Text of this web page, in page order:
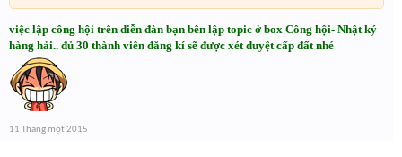
việc lập công hội trên diễn đàn bạn bên lập topic ở box Công hội- Nhật ký
hàng hải.. đủ 30 thành viên đăng kí sẽ được xét duyệt cấp đất nhé
11 Tháng một 2015